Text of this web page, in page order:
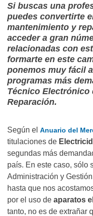
Si buscas una
puedes convertirte
mantenimiento y
acceder a gran
relacionadas con
formarte en este
ponemos muy fácil
programas más
Técnico Electrónico
Reparación.
Según el Anuario del
titulaciones de
segundas más
país. En este caso, sólo
Administración y
hasta que nos
por el uso de aparatos
tanto, no es de extrañar